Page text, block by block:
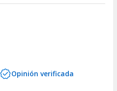
Opinión verificada